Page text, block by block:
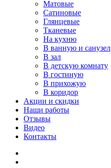
Матовые
Сатиновые
Глянцевые
Тканевые
На кухню
В ванную и санузел
В зал
В детскую комнату
В гостиную
В прихожую
В коридор
Акции и скидки
Наши работы
Отзывы
Видео
Контакты